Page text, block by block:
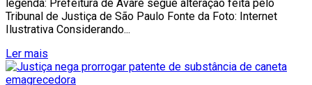
legenda: Prefeitura de Avaré segue alteração feita pelo
Tribunal de Justiça de São Paulo Fonte da Foto: Internet
Ilustrativa Considerando...
Ler mais